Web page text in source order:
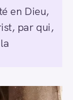
en Dieu,
par qui,